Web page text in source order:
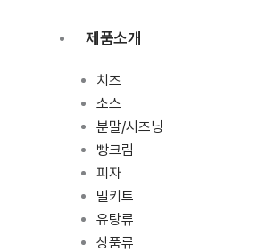
제품소개
치즈
소스
분말/시즈닝
빵크림
피자
밀키트
유탕류
상품류